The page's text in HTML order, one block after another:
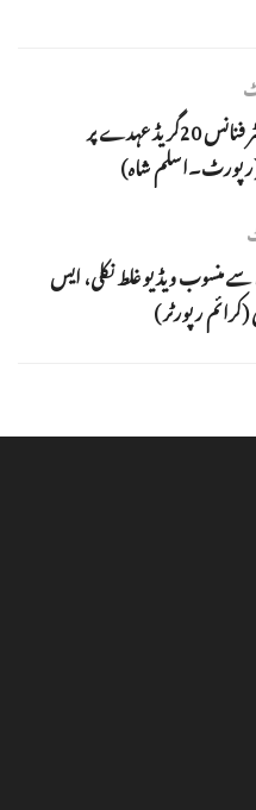
واٹر بورڈ میں ڈپٹی مینجنگ ڈائریکٹر فنانس 20گریڈ عہدے پر
شاہ)
منسوب ویڈیو غلط نکلی، ایس
رپورٹر )